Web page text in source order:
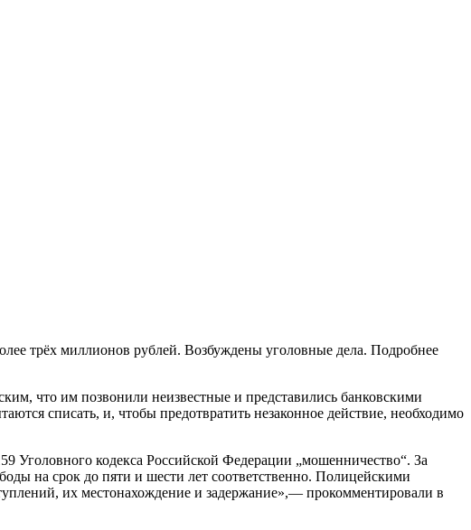
трёх миллионов рублей. Возбуждены уголовные дела. Подробнее
что им позвонили неизвестные и представились банковскими
списать, и, чтобы предотвратить незаконное действие, необходимо
Уголовного кодекса Российской Федерации „мошенничество“. За
на срок до пяти и шести лет соответственно. Полицейскими
их местонахождение и задержание»,— прокомментировали в